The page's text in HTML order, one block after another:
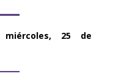
miércoles, 25 de